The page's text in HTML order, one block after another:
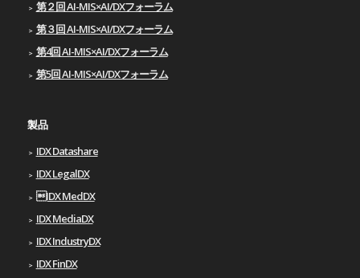
第２回 AI-MIS×AI/DXフォーラム
第３回 AI-MIS×AI/DXフォーラム
第4回 AI-MIS×AI/DXフォーラム
第5回 AI-MIS×AI/DXフォーラム
製品
IDX Datashare
IDX LegalDX
IDX MedDX
IDX MediaDX
IDX IndustryDX
IDX FinDX